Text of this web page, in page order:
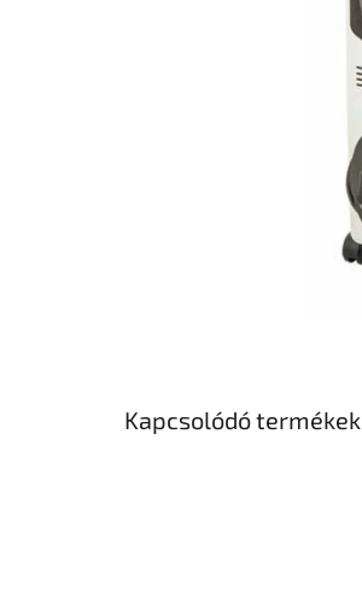
Kapcsolódó termékek